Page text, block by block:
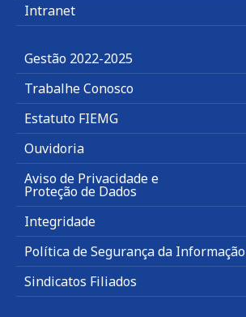
Intranet
Gestão 2022-2025
Trabalhe Conosco
Estatuto FIEMG
Ouvidoria
Aviso de Privacidade e
Proteção de Dados
Integridade
Política de Segurança da Informação
Sindicatos Filiados